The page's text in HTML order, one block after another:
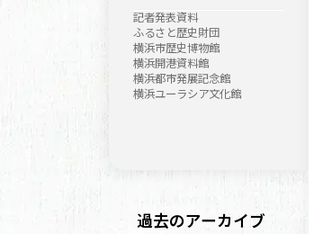
記者発表資料
ふるさと歴史財団
横浜市歴史博物館
横浜開港資料館
横浜都市発展記念館
横浜ユーラシア文化館
過去のアーカイブ